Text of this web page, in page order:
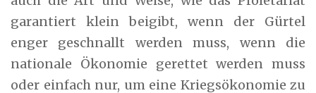
garantiert klein beigibt, wenn der Gürtel
enger geschnallt werden muss, wenn die
nationale Ökonomie gerettet werden muss
oder einfach nur, um eine Kriegsökonomie zu